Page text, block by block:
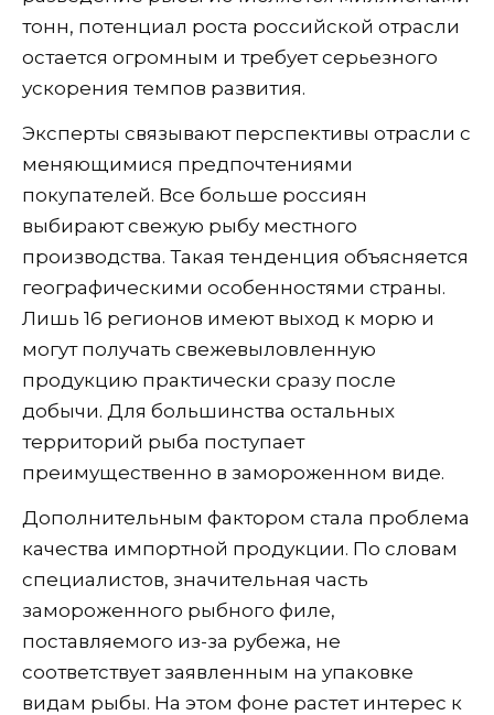
тонн, потенциал роста российской отрасли
остается огромным и требует серьезного
ускорения темпов развития.
Эксперты связывают перспективы отрасли с
меняющимися предпочтениями
покупателей. Все больше россиян
выбирают свежую рыбу местного
производства. Такая тенденция объясняется
географическими особенностями страны.
Лишь 16 регионов имеют выход к морю и
могут получать свежевыловленную
продукцию практически сразу после
добычи. Для большинства остальных
территорий рыба поступает
преимущественно в замороженном виде.
Дополнительным фактором стала проблема
качества импортной продукции. По словам
специалистов, значительная часть
замороженного рыбного филе,
поставляемого из-за рубежа, не
соответствует заявленным на упаковке
видам рыбы. На этом фоне растет интерес к